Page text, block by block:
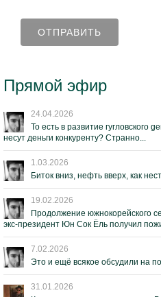
Прямой эфир
24.04.2026
То есть в развитие гугловского
несут деньги конкуренту? Странно...
1.03.2026
Биток вниз, нефть вверх, как
19.02.2026
Продолжение южнокорейского
экс-президент Юн Сок Ёль получил
7.02.2026
Это и ещё всякое обсудили на
31.01.2026